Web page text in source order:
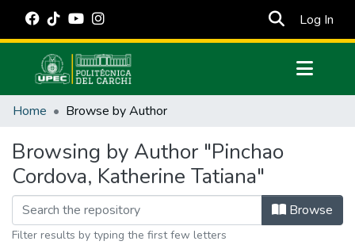
Log In
Communities & Collections
Estadísticas Externas
Manuales
Home Browse by Author
Browsing by Author "Pinchao
Cordova, Katherine Tatiana"
Browse
Filter results by typing the first few letters